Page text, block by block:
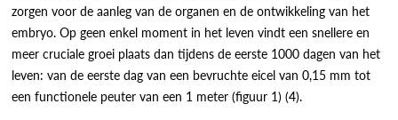
zorgen voor de aanleg van de organen en de ontwikkeling van het
embryo. Op geen enkel moment in het leven vindt een snellere en
meer cruciale groei plaats dan tijdens de eerste 1000 dagen van het
leven: van de eerste dag van een bevruchte eicel van 0,15 mm tot
een functionele peuter van een 1 meter (figuur 1) (4).